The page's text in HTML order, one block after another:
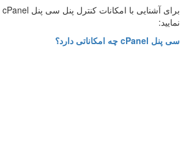
نمایید:
سی پنل cPanel چه امکاناتی دارد؟